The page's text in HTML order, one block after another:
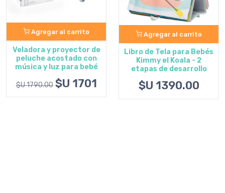
Agregar al carrito
Veladora y proyector de
peluche acostado con
música y luz para bebé
$U 1790.00 $U 1701
Agregar al carrito
Libro de Tela para Bebés
Kimmy el Koala - 2
etapas de desarrollo
$U 1390.00